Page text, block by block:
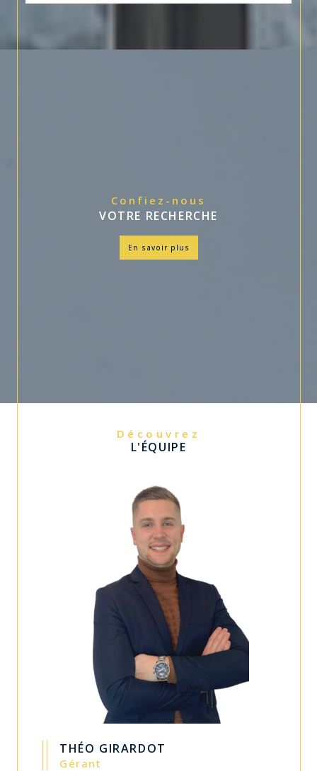
Confiez-nous
VOTRE RECHERCHE
en savoir plus
Découvrez
L'ÉQUIPE
GUILLAUME CARITEY
Gérant